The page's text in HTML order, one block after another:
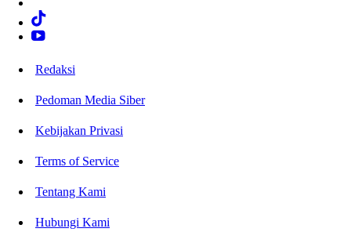
Redaksi
Pedoman Media Siber
Kebijakan Privasi
Terms of Service
Tentang Kami
Hubungi Kami